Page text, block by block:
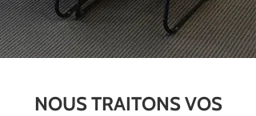
NOUS TRAITONS VOS